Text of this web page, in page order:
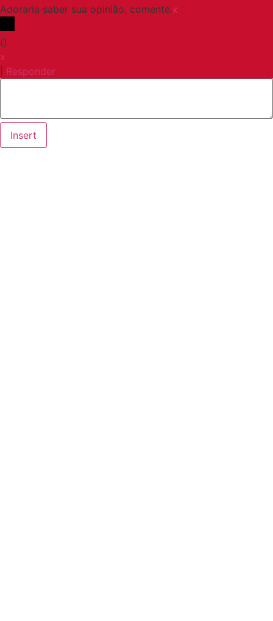
Adoraria saber sua opinião, comente.x
()
x
Responder
Insert